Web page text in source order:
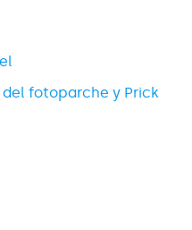
fotoparche y Prick